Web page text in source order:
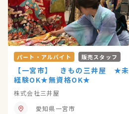
パート・アルバイト 販売スタッフ
【一宮市】 きもの三井屋 ★未
経験OK★無資格OK★
株式会社三井屋
愛知県一宮市